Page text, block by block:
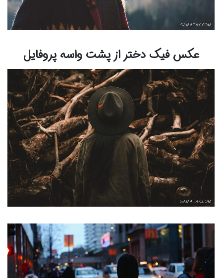
عکس فیک دختر از پشت واسه پروفایل